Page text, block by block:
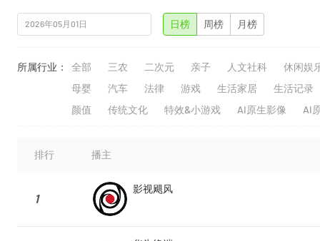
日榜 周榜 月榜
所属行业： 全部 三农 二次元 亲子 人文社科
休闲娱
母婴
汽车 法律 游戏 生活家居
生活记录
颜值
传统文化 特效&小游戏 AI原生影像 AI
排行 播主
1
影视飓风